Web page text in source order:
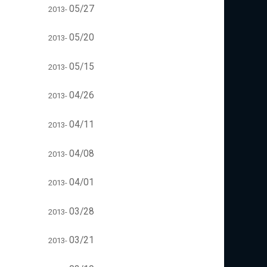
2013- 05/27
2013- 05/20
2013- 05/15
2013- 04/26
2013- 04/11
2013- 04/08
2013- 04/01
2013- 03/28
2013- 03/21